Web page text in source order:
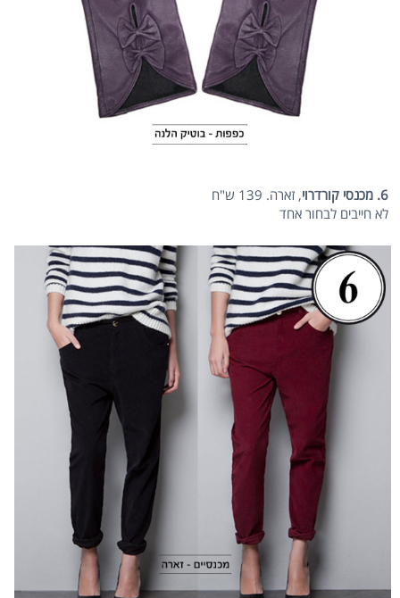
6. מכנסי קורדרוי
, זארה. 139 ש"ח
לא חייבים לבחור אחד